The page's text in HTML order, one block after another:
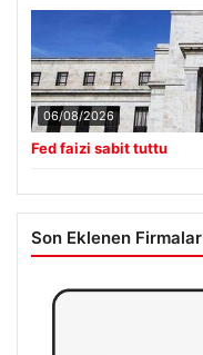
06/08/2026
Fed faizi sabit tuttu
Son Eklenen Firmalar